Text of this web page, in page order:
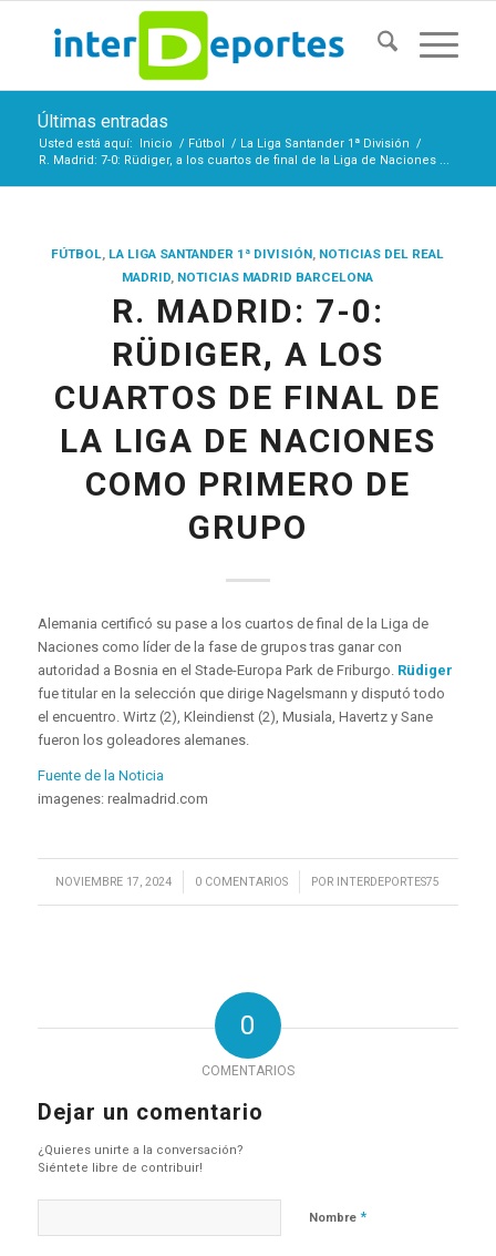
Últimas entradas
Usted está aquí: Inicio / Fútbol / La Liga Santander 1ª División /
R. Madrid: 7-0: Rüdiger, a los cuartos de final de la Liga de Naciones ...
FÚTBOL, LA LIGA SANTANDER 1ª DIVISIÓN, NOTICIAS DEL REAL
MADRID, NOTICIAS MADRID BARCELONA
R. MADRID: 7-0:
RÜDIGER, A LOS
CUARTOS DE FINAL DE
LA LIGA DE NACIONES
COMO PRIMERO DE
GRUPO
Alemania certificó su pase a los cuartos de final de la Liga de
Naciones como líder de la fase de grupos tras ganar con
autoridad a Bosnia en el Stade-Europa Park de Friburgo. Rüdiger
fue titular en la selección que dirige Nagelsmann y disputó todo
el encuentro. Wirtz (2), Kleindienst (2), Musiala, Havertz y Sane
fueron los goleadores alemanes.
Fuente de la Noticia
imagenes: realmadrid.com
NOVIEMBRE 17, 2024
/ 0 COMENTARIOS
/ POR INTERDEPORTES75
0
COMENTARIOS
Dejar un comentario
¿Quieres unirte a la conversación?
Siéntete libre de contribuir!
Nombre *